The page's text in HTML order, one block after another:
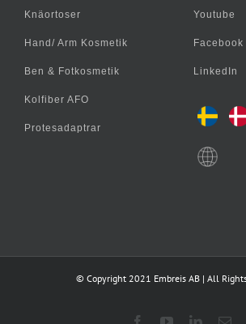
Knäortoser
Hand/ Arm Kosmetik
Ben & Fotkosmetik
Kolfiber AFO
Protesadaptrar
Youtube
Facebook
LinkedIn
© Copyright 2021 Embreis AB | All
FacebookYouTubeLinkedIn
E-